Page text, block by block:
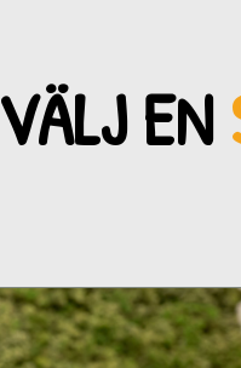
VÄLJ EN